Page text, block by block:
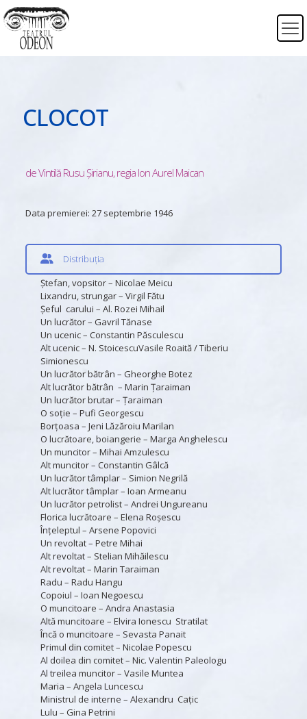
CLOCOT
de Vintilă Rusu Șirianu, regia Ion Aurel Maican
Data premierei: 27 septembrie 1946
Distribuția
Ştefan, vopsitor – Nicolae Meicu
Lixandru, strungar – Virgil Fătu
Şeful carului – Al. Rozei Mihail
Un lucrător – Gavril Tănase
Un ucenic – Constantin Păsculescu
Alt ucenic – N. StoicescuVasile Roaită / Tiberiu
Simionescu
Un lucrător bătrân – Gheorghe Botez
Alt lucrător bătrân – Marin Ţaraiman
Un lucrător brutar – Ţaraiman
O soţie – Pufi Georgescu
Borţoasa – Jeni Lăzăroiu Marilan
O lucrătoare, boiangerie – Marga Anghelescu
Un muncitor – Mihai Amzulescu
Alt muncitor – Constantin Gâlcă
Un lucrător tâmplar – Simion Negrilă
Alt lucrător tâmplar – Ioan Armeanu
Un lucrător petrolist – Andrei Ungureanu
Florica lucrătoare – Elena Roşescu
Înţeleptul – Arsene Popovici
Un revoltat – Petre Mihai
Alt revoltat – Stelian Mihăilescu
Alt revoltat – Marin Taraiman
Radu – Radu Hangu
Copoiul – Ioan Negoescu
O muncitoare – Andra Anastasia
Altă muncitoare – Elvira Ionescu Stratilat
Încă o muncitoare – Sevasta Panait
Primul din comitet – Nicolae Popescu
Al doilea din comitet – Nic. Valentin Paleologu
Al treilea muncitor – Vasile Muntea
Maria – Angela Luncescu
Ministrul de interne – Alexandru Caţic
Lulu – Gina Petrini